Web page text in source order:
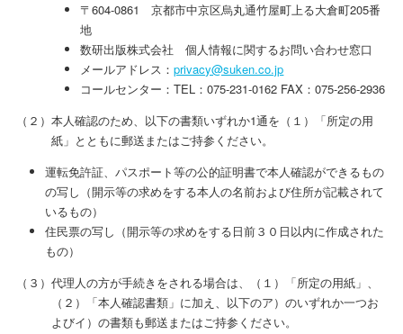
〒604-0861 京都市中京区烏丸通竹屋町上る大倉町205番
地
数研出版株式会社 個人情報に関するお問い合わせ窓口
メールアドレス：privacy@suken.co.jp
コールセンター：TEL：075-231-0162 FAX：075-256-2936
（２）本人確認のため、以下の書類いずれか1通を（１）「所定の用
紙」とともに郵送またはご持参ください。
運転免許証、パスポート等の公的証明書で本人確認ができるもの
の写し（開示等の求めをする本人の名前および住所が記載されて
いるもの）
住民票の写し（開示等の求めをする日前３０日以内に作成された
もの）
（３）代理人の方が手続きをされる場合は、（１）「所定の用紙」、
（２）「本人確認書類」に加え、以下のア）のいずれか一つお
よびイ）の書類も郵送またはご持参ください。